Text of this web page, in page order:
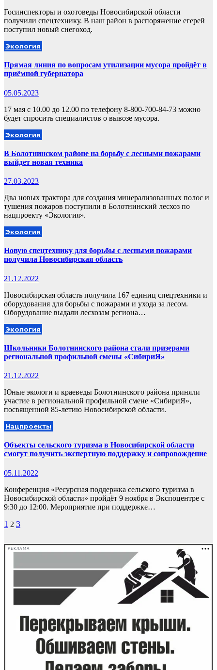
Госинспекторы и охотоведы Новосибирской области
получили спецтехнику. В наш район в распоряжение егерей
поступил новый снегоход.
Экология
Прямая линия по вопросам утилизации мусора пройдёт в
приёмной губернатора
05.05.2023
17 мая с 10.00 до 12.00 по телефону 8-800-700-84-73 можно
будет спросить специалистов о вывозе мусора.
Экология
В Болотнинском районе на борьбу с лесными пожарами
выйдет новая техника
27.03.2023
Два новых трактора для создания минерализованных полос и
тушения пожаров поступили в Болотнинский лесхоз по
нацпроекту «Экология».
Экология
Новую спецтехнику для борьбы с лесными пожарами
получила Новосибирская область
21.12.2022
Новосибирская область получила 167 единиц спецтехники и
оборудования для борьбы с пожарами и ухода за лесом.
Оборудование выдали лесхозам региона…
Экология
Школьники Болотнинского района стали призерами
региональной профильной смены «СибириЯ»
21.12.2022
Юные экологи и краеведы Болотнинского района приняли
участие в региональной профильной смене «СибириЯ»,
посвященной 85-летию Новосибирской области.
Нацпроекты
Объекты сельского туризма в Новосибирской области
смогут получить экспертную поддержку и сопровождение
05.11.2022
Конференция «Ресурсная поддержка сельского туризма в
Новосибирской области» пройдёт 9 ноября в Экспоцентре с
9:30 до 12:00. Мероприятие при поддержке…
Пагинация
1 2 3
РЕКЛАМА